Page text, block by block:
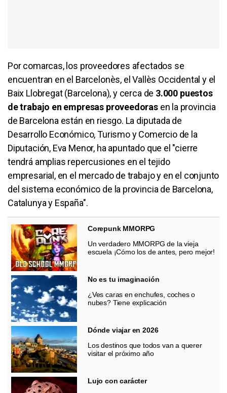
Por comarcas, los proveedores afectados se
encuentran en el Barcelonès, el Vallès Occidental y el
Baix Llobregat (Barcelona), y cerca de 3.000 puestos
de trabajo en empresas proveedorasen la provincia
de Barcelona están en riesgo. La diputada de
Desarrollo Económico, Turismo y Comercio de la
Diputación, Eva Menor, ha apuntado que el "cierre
tendrá amplias repercusiones en el tejido
empresarial, en el mercado de trabajo y en el conjunto
del sistema económico de la provincia de Barcelona,
Catalunya y España".
Corepunk MMORPG
Un verdadero MMORPG de la vieja
escuela ¡Cómo los de antes, pero mejor!
No es tu imaginación
¿Ves caras en enchufes, coches o
nubes? Tiene explicación
Dónde viajar en 2026
Los destinos que todos van a querer
visitar el próximo año
Lujo con carácter